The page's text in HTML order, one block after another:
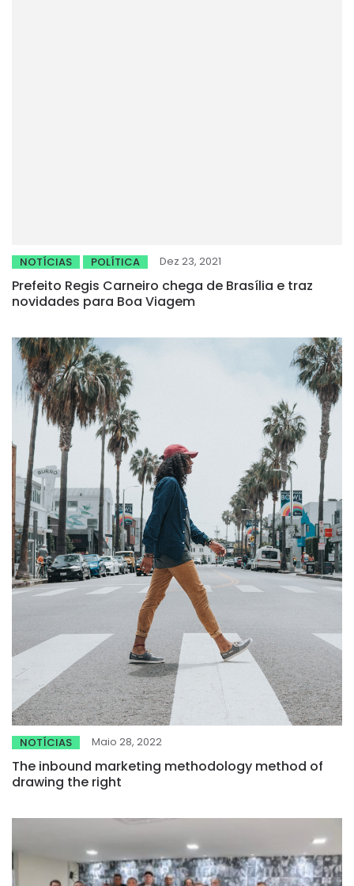
NOTÍCIAS POLÍTICA Dez 23, 2021
Prefeito Regis Carneiro chega de Brasília e traz
novidades para Boa Viagem
NOTÍCIAS Maio 28, 2022
The inbound marketing methodology method of
drawing the right